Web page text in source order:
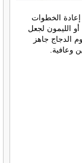
إعادة الخطوات
الليمون لجعل
الدجاج جاهز
وعافية.